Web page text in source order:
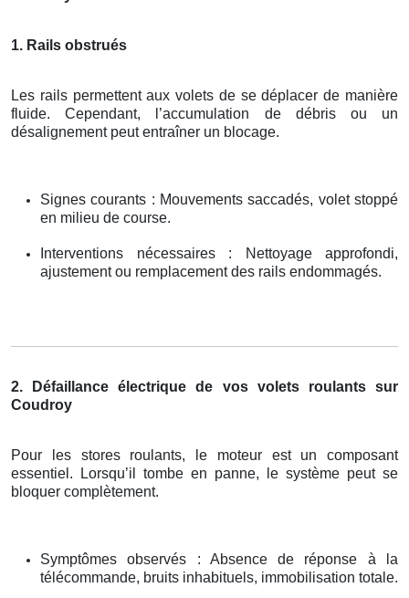
1. Rails obstrués
Les rails permettent aux volets de se déplacer de manière
fluide. Cependant, l’accumulation de débris ou un
désalignement peut entraîner un blocage.
Signes courants : Mouvements saccadés, volet stoppé
en milieu de course.
Interventions nécessaires : Nettoyage approfondi,
ajustement ou remplacement des rails endommagés.
2. Défaillance électrique de vos volets roulants sur
Coudroy
Pour les stores roulants, le moteur est un composant
essentiel. Lorsqu’il tombe en panne, le système peut se
bloquer complètement.
Symptômes observés : Absence de réponse à la
télécommande, bruits inhabituels, immobilisation totale.